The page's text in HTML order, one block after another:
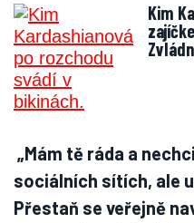
Kim Kardashianová po rozchodu se
„Mám tě ráda a
sociálních sítích, ale
Přestaň se veřejně